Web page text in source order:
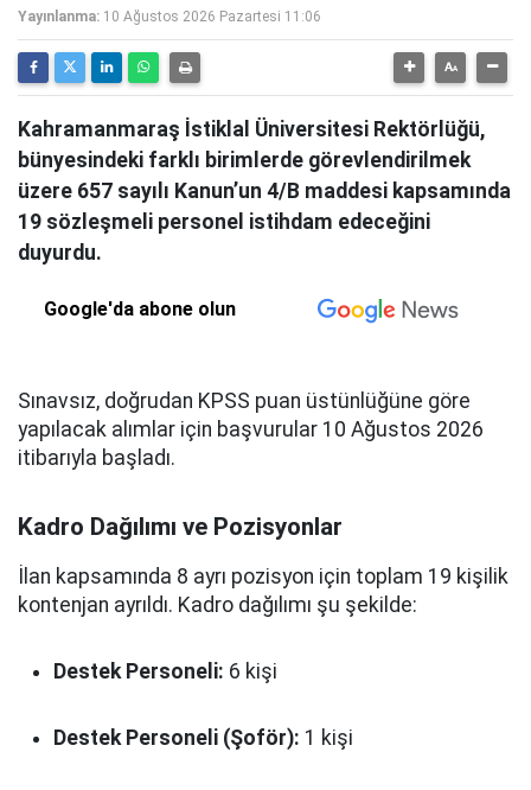
Yayınlanma: 10 Ağustos 2026 Pazartesi 11:06
Kahramanmaraş İstiklal Üniversitesi Rektörlüğü,
bünyesindeki farklı birimlerde görevlendirilmek
üzere 657 sayılı Kanun’un 4/B maddesi kapsamında
19 sözleşmeli personel istihdam edeceğini
duyurdu.
Google'da abone olun
Sınavsız, doğrudan KPSS puan üstünlüğüne göre
yapılacak alımlar için başvurular 10 Ağustos 2026
itibarıyla başladı.
Kadro Dağılımı ve Pozisyonlar
İlan kapsamında 8 ayrı pozisyon için toplam 19 kişilik
kontenjan ayrıldı. Kadro dağılımı şu şekilde:
Destek Personeli: 6 kişi
Destek Personeli (Şoför): 1 kişi